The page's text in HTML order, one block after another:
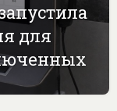
для